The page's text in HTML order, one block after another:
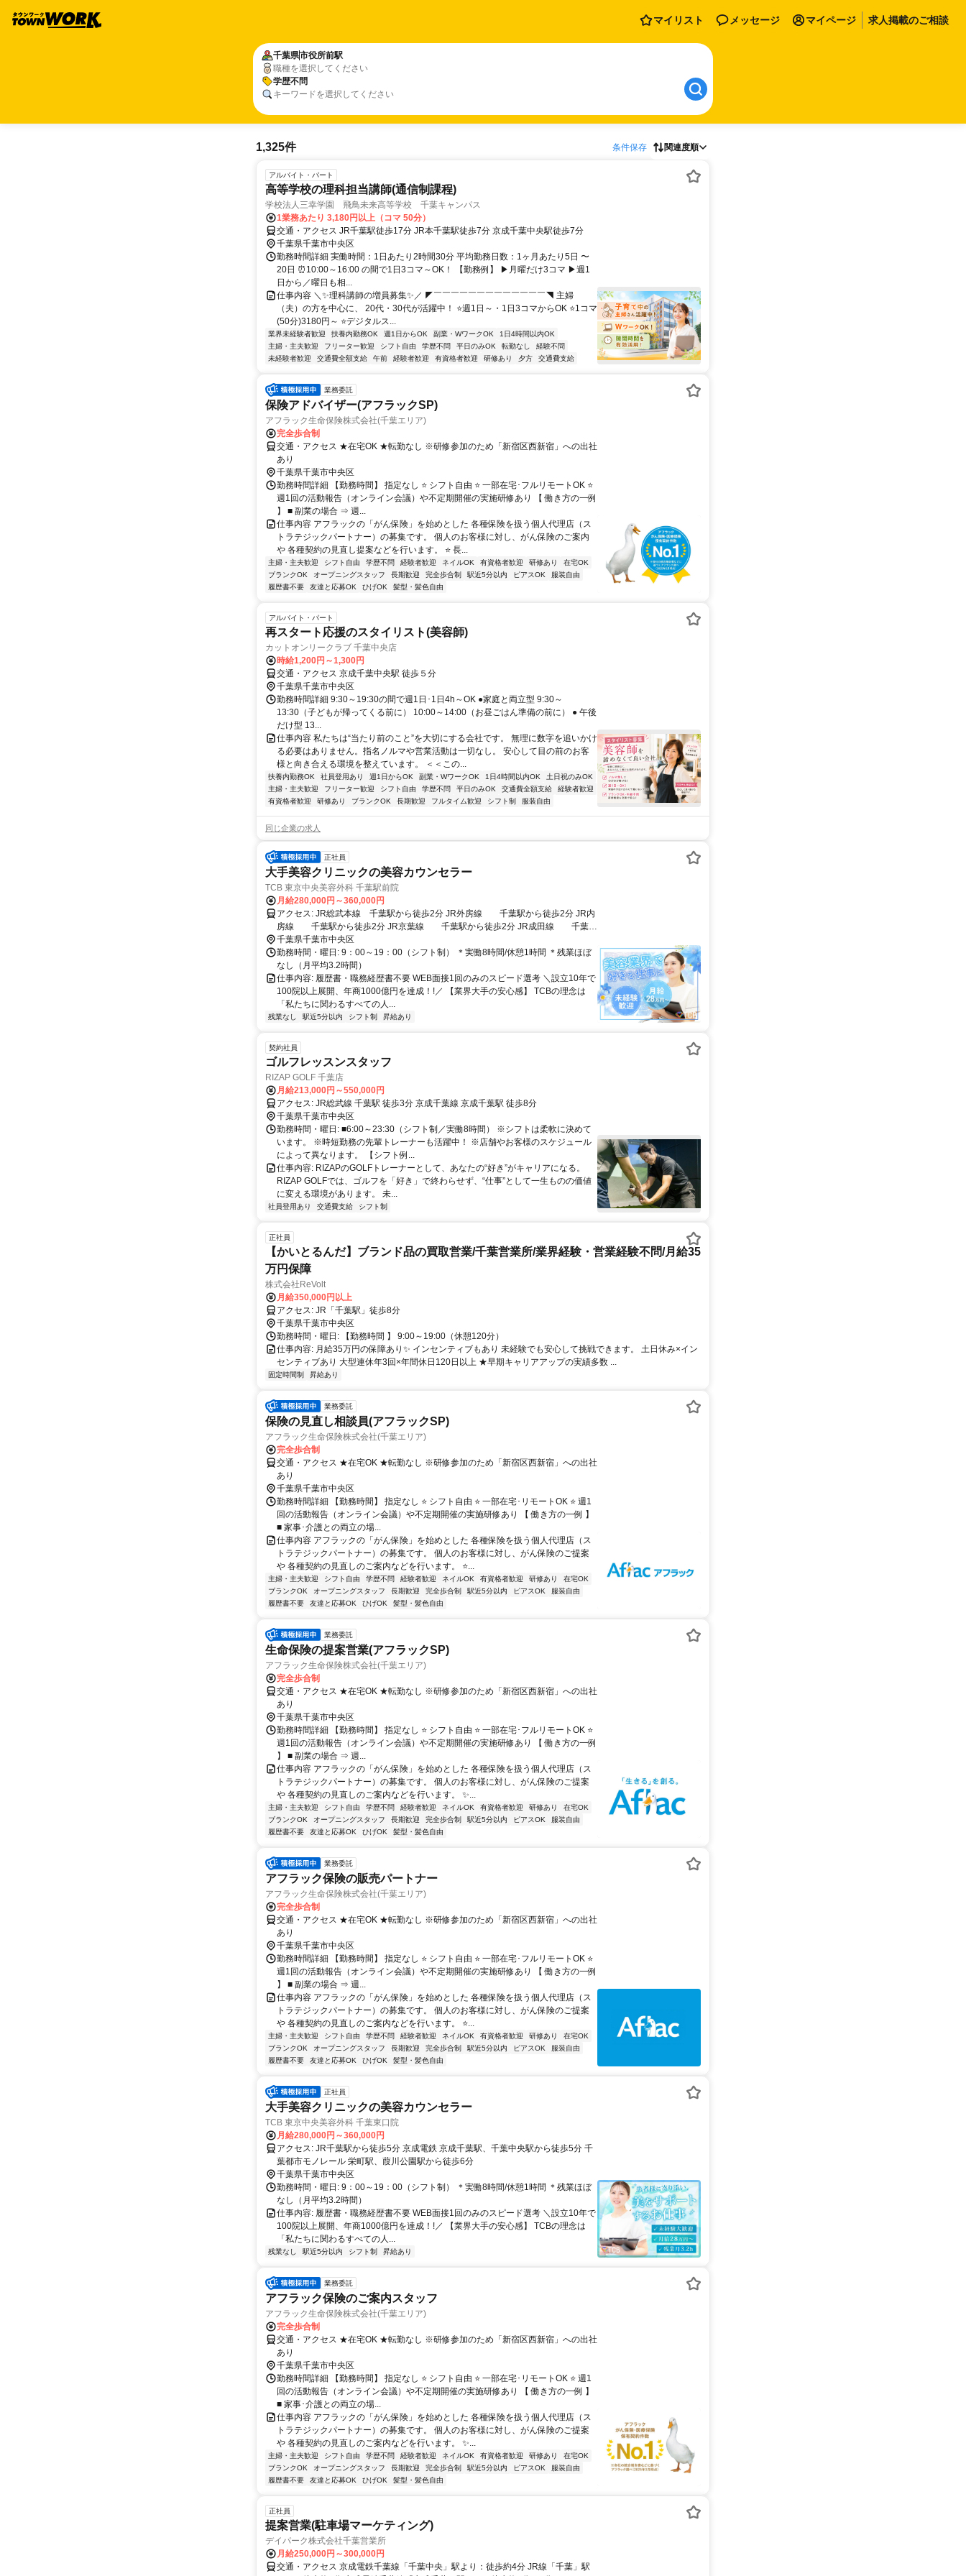
マイリスト メッセージ マイページ 求人掲載のご相談
千葉県市役所前駅
職種を選択してください
学歴不問
キーワードを選択してください
1,325件 条件保存 関連度順
アルバイト・パート
高等学校の理科担当講師(通信制課程)
学校法人三幸学園 飛鳥未来高等学校 千葉キャンパス
1業務あたり 3,180円以上（コマ 50分）
交通・アクセス JR千葉駅徒歩17分 JR本千葉駅徒歩7分 京成千葉中央駅徒歩7分
千葉県千葉市中央区
勤務時間詳細 実働時間：1日あたり2時間30分 平均勤務日数：1ヶ月あたり5日 〜
20日 ⏰10:00～16:00 の間で1日3コマ～OK！ 【勤務例】 ▶月曜だけ3コマ ▶週1
日から／曜日も相...
仕事内容 ＼✨理科講師の増員募集✨／ ◤￣￣￣￣￣￣￣￣￣￣￣￣￣◥ 主婦
（夫）の方を中心に、 20代・30代が活躍中！ ⭐週1日～・1日3コマからOK ⭐1コマ
(50分)3180円～ ⭐デジタルス...
業界未経験者歓迎 扶養内勤務OK 週1日からOK 副業・WワークOK
1日4時間以内OK
主婦・主夫歓迎
フリーター歓迎 シフト自由 学歴不問 平日のみOK 転勤なし
経験不問
未経験者歓迎
交通費全額支給 午前 経験者歓迎 有資格者歓迎 研修あり 夕方 交通費支給
業務委託
保険アドバイザー(アフラックSP)
アフラック生命保険株式会社(千葉エリア)
完全歩合制
交通・アクセス ★在宅OK ★転勤なし ※研修参加のため「新宿区西新宿」への出社
あり
千葉県千葉市中央区
勤務時間詳細 【勤務時間】 指定なし ⭐ シフト自由 ⭐ 一部在宅･フルリモートOK ⭐
週1回の活動報告（オンライン会議）や不定期開催の実施研修あり 【 働き方の一例
】 ■ 副業の場合 ⇒ 週...
仕事内容 アフラックの「がん保険」を始めとした 各種保険を扱う個人代理店（ス
トラテジックパートナー）の募集です。 個人のお客様に対し、がん保険のご案内
や 各種契約の見直し提案などを行います。 ⭐ 長...
主婦・主夫歓迎 シフト自由 学歴不問 経験者歓迎 ネイルOK 有資格者歓迎 研修あり
在宅OK
ブランクOK
オープニングスタッフ 長期歓迎 完全歩合制 駅近5分以内 ピアスOK
服装自由
履歴書不要
友達と応募OK ひげOK 髪型・髪色自由
アルバイト・パート
再スタート応援のスタイリスト(美容師)
カットオンリークラブ 千葉中央店
時給1,200円～1,300円
交通・アクセス 京成千葉中央駅 徒歩５分
千葉県千葉市中央区
勤務時間詳細 9:30～19:30の間で週1日･1日4h～OK ●家庭と両立型 9:30～
13:30（子どもが帰ってくる前に） 10:00～14:00（お昼ごはん準備の前に） ● 午後
だけ型 13...
仕事内容 私たちは“当たり前のこと”を大切にする会社です。 無理に数字を追いかけ
る必要はありません。指名ノルマや営業活動は一切なし。 安心して目の前のお客
様と向き合える環境を整えています。 ＜＜この...
扶養内勤務OK 社員登用あり 週1日からOK 副業・WワークOK 1日4時間以内OK
土日祝のみOK
主婦・主夫歓迎
フリーター歓迎 シフト自由 学歴不問 平日のみOK 交通費全額支給
経験者歓迎
有資格者歓迎
研修あり ブランクOK 長期歓迎 フルタイム歓迎 シフト制 服装自由
同じ企業の求人
正社員
大手美容クリニックの美容カウンセラー
TCB 東京中央美容外科 千葉駅前院
月給280,000円～360,000円
アクセス: JR総武本線 千葉駅から徒歩2分 JR外房線 千葉駅から徒歩2分 JR内
房線 千葉駅から徒歩2分 JR京葉線 千葉駅から徒歩2分 JR成田線 千葉駅
から徒歩2分 京成電鉄 京成千葉駅から徒歩4分
千葉県千葉市中央区
勤務時間・曜日: 9：00～19：00（シフト制） ＊実働8時間/休憩1時間 ＊残業ほぼ
なし（月平均3.2時間）
仕事内容: 履歴書・職務経歴書不要 WEB面接1回のみのスピード選考 ＼設立10年で
100院以上展開、年商1000億円を達成！!／ 【業界大手の安心感】 TCBの理念は
「私たちに関わるすべての人...
残業なし 駅近5分以内 シフト制 昇給あり
契約社員
ゴルフレッスンスタッフ
RIZAP GOLF 千葉店
月給213,000円～550,000円
アクセス: JR総武線 千葉駅 徒歩3分 京成千葉線 京成千葉駅 徒歩8分
千葉県千葉市中央区
勤務時間・曜日: ■6:00～23:30（シフト制／実働8時間） ※シフトは柔軟に決めて
います。 ※時短勤務の先輩トレーナーも活躍中！ ※店舗やお客様のスケジュール
によって異なります。 【シフト例...
仕事内容: RIZAPのGOLFトレーナーとして、あなたの“好き”がキャリアになる。
RIZAP GOLFでは、ゴルフを「好き」で終わらせず、“仕事”として一生ものの価値
に変える環境があります。 未...
社員登用あり 交通費支給 シフト制
正社員
【かいとるんだ】ブランド品の買取営業/千葉営業所/業界経験・営業経験不問/月給35
万円保障
株式会社ReVolt
月給350,000円以上
アクセス: JR「千葉駅」徒歩8分
千葉県千葉市中央区
勤務時間・曜日: 【勤務時間 】 9:00～19:00（休憩120分）
仕事内容: 月給35万円の保障あり✨ インセンティブもあり 未経験でも安心して挑戦できます。 土日休み×イン
センティブあり 大型連休年3回×年間休日120日以上 ★早期キャリアアップの実績多数 ...
固定時間制 昇給あり
業務委託
保険の見直し相談員(アフラックSP)
アフラック生命保険株式会社(千葉エリア)
完全歩合制
交通・アクセス ★在宅OK ★転勤なし ※研修参加のため「新宿区西新宿」への出社
あり
千葉県千葉市中央区
勤務時間詳細 【勤務時間】 指定なし ⭐ シフト自由 ⭐ 一部在宅･リモートOK ⭐ 週1
回の活動報告（オンライン会議）や不定期開催の実施研修あり 【 働き方の一例 】
■ 家事･介護との両立の場...
仕事内容 アフラックの「がん保険」を始めとした 各種保険を扱う個人代理店（ス
トラテジックパートナー）の募集です。 個人のお客様に対し、がん保険のご提案
や 各種契約の見直しのご案内などを行います。 ⭐...
主婦・主夫歓迎 シフト自由 学歴不問 経験者歓迎 ネイルOK 有資格者歓迎 研修あり
在宅OK
ブランクOK
オープニングスタッフ 長期歓迎 完全歩合制 駅近5分以内 ピアスOK
服装自由
履歴書不要
友達と応募OK ひげOK 髪型・髪色自由
業務委託
生命保険の提案営業(アフラックSP)
アフラック生命保険株式会社(千葉エリア)
完全歩合制
交通・アクセス ★在宅OK ★転勤なし ※研修参加のため「新宿区西新宿」への出社
あり
千葉県千葉市中央区
勤務時間詳細 【勤務時間】 指定なし ⭐ シフト自由 ⭐ 一部在宅･フルリモートOK ⭐
週1回の活動報告（オンライン会議）や不定期開催の実施研修あり 【 働き方の一例
】 ■ 副業の場合 ⇒ 週...
仕事内容 アフラックの「がん保険」を始めとした 各種保険を扱う個人代理店（ス
トラテジックパートナー）の募集です。 個人のお客様に対し、がん保険のご提案
や 各種契約の見直しのご案内などを行います。 ✨...
主婦・主夫歓迎 シフト自由 学歴不問 経験者歓迎 ネイルOK 有資格者歓迎 研修あり
在宅OK
ブランクOK
オープニングスタッフ 長期歓迎 完全歩合制 駅近5分以内 ピアスOK
服装自由
履歴書不要
友達と応募OK ひげOK 髪型・髪色自由
業務委託
アフラック保険の販売パートナー
アフラック生命保険株式会社(千葉エリア)
完全歩合制
交通・アクセス ★在宅OK ★転勤なし ※研修参加のため「新宿区西新宿」への出社
あり
千葉県千葉市中央区
勤務時間詳細 【勤務時間】 指定なし ⭐ シフト自由 ⭐ 一部在宅･フルリモートOK ⭐
週1回の活動報告（オンライン会議）や不定期開催の実施研修あり 【 働き方の一例
】 ■ 副業の場合 ⇒ 週...
仕事内容 アフラックの「がん保険」を始めとした 各種保険を扱う個人代理店（ス
トラテジックパートナー）の募集です。 個人のお客様に対し、がん保険のご提案
や 各種契約の見直しのご案内などを行います。 ⭐...
主婦・主夫歓迎 シフト自由 学歴不問 経験者歓迎 ネイルOK 有資格者歓迎 研修あり
在宅OK
ブランクOK
オープニングスタッフ 長期歓迎 完全歩合制 駅近5分以内 ピアスOK
服装自由
履歴書不要
友達と応募OK ひげOK 髪型・髪色自由
正社員
大手美容クリニックの美容カウンセラー
TCB 東京中央美容外科 千葉東口院
月給280,000円～360,000円
アクセス: JR千葉駅から徒歩5分 京成電鉄 京成千葉駅、千葉中央駅から徒歩5分 千
葉都市モノレール 栄町駅、葭川公園駅から徒歩6分
千葉県千葉市中央区
勤務時間・曜日: 9：00～19：00（シフト制） ＊実働8時間/休憩1時間 ＊残業ほぼ
なし（月平均3.2時間）
仕事内容: 履歴書・職務経歴書不要 WEB面接1回のみのスピード選考 ＼設立10年で
100院以上展開、年商1000億円を達成！!／ 【業界大手の安心感】 TCBの理念は
「私たちに関わるすべての人...
残業なし 駅近5分以内 シフト制 昇給あり
業務委託
アフラック保険のご案内スタッフ
アフラック生命保険株式会社(千葉エリア)
完全歩合制
交通・アクセス ★在宅OK ★転勤なし ※研修参加のため「新宿区西新宿」への出社
あり
千葉県千葉市中央区
勤務時間詳細 【勤務時間】 指定なし ⭐ シフト自由 ⭐ 一部在宅･リモートOK ⭐ 週1
回の活動報告（オンライン会議）や不定期開催の実施研修あり 【 働き方の一例 】
■ 家事･介護との両立の場...
仕事内容 アフラックの「がん保険」を始めとした 各種保険を扱う個人代理店（ス
トラテジックパートナー）の募集です。 個人のお客様に対し、がん保険のご提案
や 各種契約の見直しのご案内などを行います。 ✨...
主婦・主夫歓迎 シフト自由 学歴不問 経験者歓迎 ネイルOK 有資格者歓迎 研修あり
在宅OK
ブランクOK
オープニングスタッフ 長期歓迎 完全歩合制 駅近5分以内 ピアスOK
服装自由
履歴書不要
友達と応募OK ひげOK 髪型・髪色自由
正社員
提案営業(駐車場マーケティング)
デイパーク株式会社千葉営業所
月給250,000円～300,000円
交通・アクセス 京成電鉄千葉線「千葉中央」駅より：徒歩約4分 JR線「千葉」駅